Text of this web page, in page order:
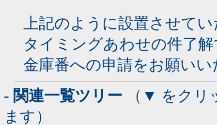
上記のように設置させて
タイミングあわせの件了
金庫番への申請をお願い
- 関連一覧ツリー （▼ をクリ
ます）